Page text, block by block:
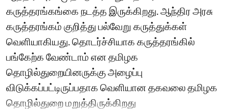
கருத்தரங்கங்கை நடத்த இருக்கிறது. ஆந்திர அரசு
கருத்தரங்கம் குறித்து பல்வேறு கருத்துக்கள்
வெளியாகியது. தொடர்ச்சியாக கருத்தரங்கில்
பங்கேற்க வேண்டாம் என தமிழக
தொழில்துறையினருக்கு அழைப்பு
விடுக்கப்பட்டிருப்பதாக வெளியான தகவலை தமிழக
தொழில்துறை மறுத்திருக்கிறது